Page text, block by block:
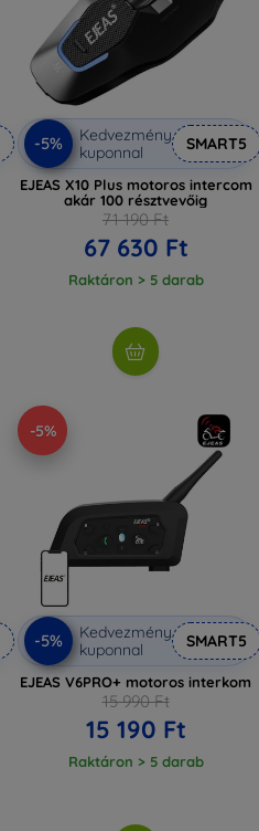
-5%
Kedvezmény
kuponnal
SMART5
EJEAS X10 Plus motoros intercom
akár 100 résztvevőig
71 190 Ft
67 630 Ft
Raktáron > 5 darab
-5%
-5%
Kedvezmény
kuponnal
SMART5
EJEAS V6PRO+ motoros interkom
15 990 Ft
15 190 Ft
Raktáron > 5 darab